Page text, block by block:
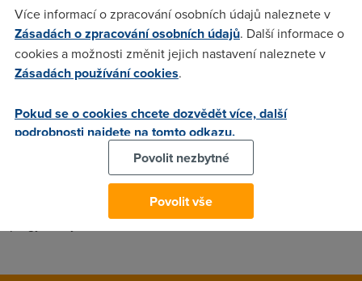
Anonym(14.8.2006 23:50:40)
Nejdřiv si to zkus změřit aplikací ping a vykašli se na
pokoutný měření přes webový aplikace.
Jirka V(15.8.2006 00:01:06)
Programem Traceroute apod prověřit trasu tzv Hopy od tebe
až k cíli, kde nastává největší míra zpoždění. Varuji před
mylným úsudkem, kdy jednotlivé Pingy mají velkou odezvu,
ale při použití opakování pingů v rytmu 10 až 100ms, se
pingy dobrých linek ustálí na hodnotách 3 až 20 ms.
Více informací o zpracování osobních údajů naleznete v
Zásadách o zpracování osobních údajů. Další informace o
cookies a možnosti změnit jejich nastavení naleznete v
Zásadách používání cookies.
Pokud se o cookies chcete dozvědět více, další
podrobnosti najdete na tomto odkazu.
Povolit nezbytné
Povolit vše